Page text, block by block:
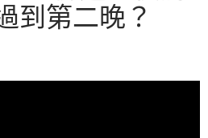
到第二晚？